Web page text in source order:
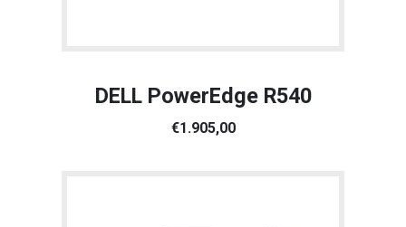
DELL PowerEdge R540
€1.905,00